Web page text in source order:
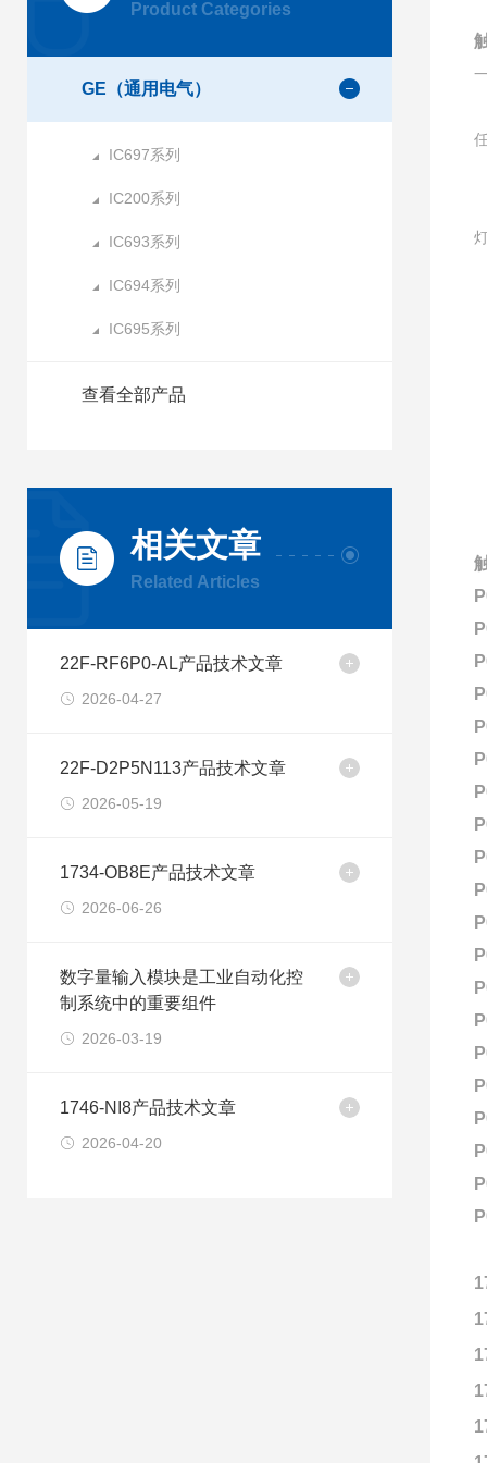
Product Categories
GE（通用电气）
IC697系列
IC200系列
IC693系列
IC694系列
IC695系列
查看全部产品
相关文章
Related Articles
22F-RF6P0-AL产品技术文章
2026-04-27
22F-D2P5N113产品技术文章
2026-05-19
1734-OB8E产品技术文章
2026-06-26
数字量输入模块是工业自动化控
制系统中的重要组件
2026-03-19
1746-NI8产品技术文章
2026-04-20